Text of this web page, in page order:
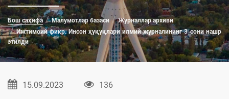
Бош саҳифа Малумотлар базаси
Журналлар архиви
Ижтимоий фикр. Инсон ҳуқуқлари илмий журналининг 3-сони нашр
этилди
15.09.2023 136